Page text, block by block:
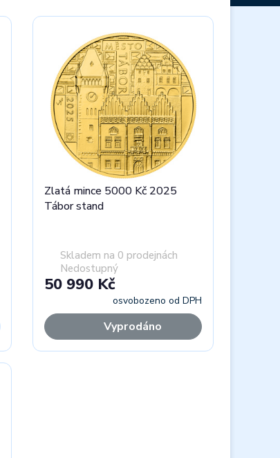
Zlatá mince 5000 Kč 2025
Tábor stand
Skladem na 0 prodejnách
Nedostupný
50 990 Kč
osvobozeno od DPH
Vyprodáno